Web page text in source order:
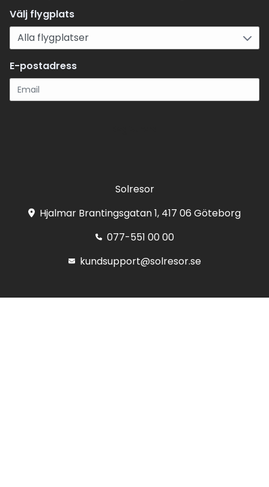
Välj flygplats
E-postadress
Solresor
Hjalmar Brantingsgatan 1, 417 06 Göteborg
077-551 00 00
kundsupport@solresor.se